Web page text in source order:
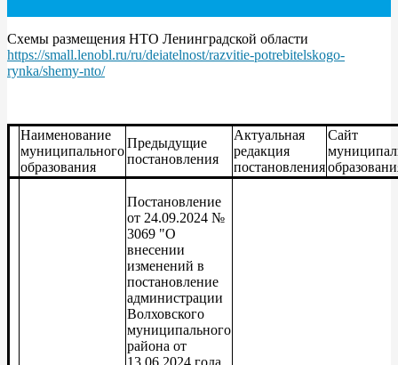
Схемы размещения НТО Ленинградской области
https://small.lenobl.ru/ru/deiatelnost/razvitie-potrebitelskogo-
rynka/shemy-nto/
Наименование
муниципального
образования
Предыдущие
постановления
Актуальная
редакция
постановления
Сайт
Постановление
от 24.09.2024 №
3069 "О
внесении
изменений в
постановление
администрации
Волховского
муниципального
района от
13.06.2024 года